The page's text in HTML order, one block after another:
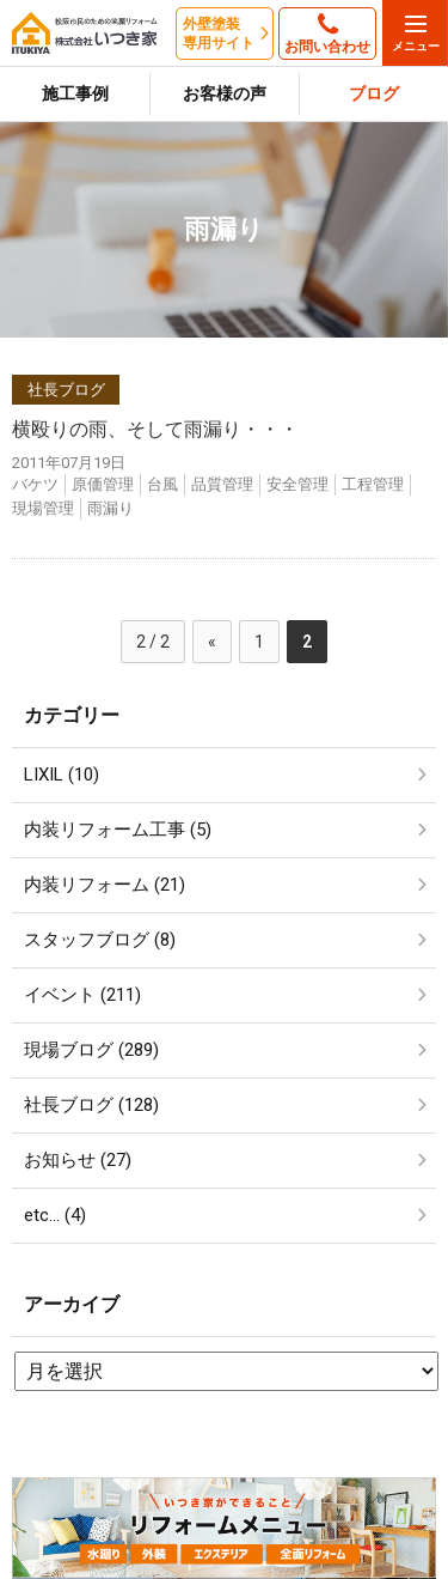
外壁塗装
専用サイト
お問い合わせ
施工事例 お客様の声 ブログ
雨漏り
社長ブログ
横殴りの雨、そして雨漏り・・・
2011年07月19日
バケツ
原価管理 台風 品質管理 安全管理
工程管理
現場管理
雨漏り
2 / 2 « 1 2
カテゴリー
LIXIL (10)
内装リフォーム工事 (5)
内装リフォーム (21)
スタッフブログ (8)
イベント (211)
現場ブログ (289)
社長ブログ (128)
お知らせ (27)
etc… (4)
アーカイブ